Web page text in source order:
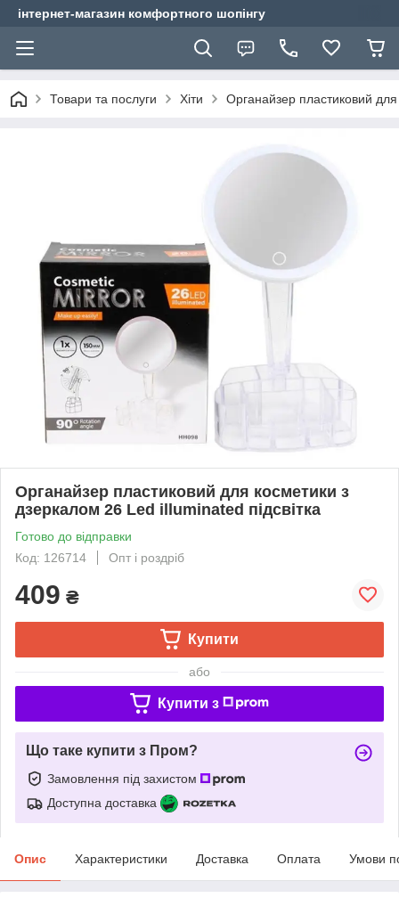
інтернет-магазин комфортного шопінгу
Товари та послуги Хіти Органайзер пластиковий
Органайзер пластиковий для косметики з
дзеркалом 26 Led illuminated підсвітка
Готово до відправки
Код: 126714
Опт і роздріб
409 ₴
Купити
або
Купити з
Що таке купити з Пром?
Замовлення під захистом
Доступна доставка
Опис Характеристики Доставка Оплата Умови